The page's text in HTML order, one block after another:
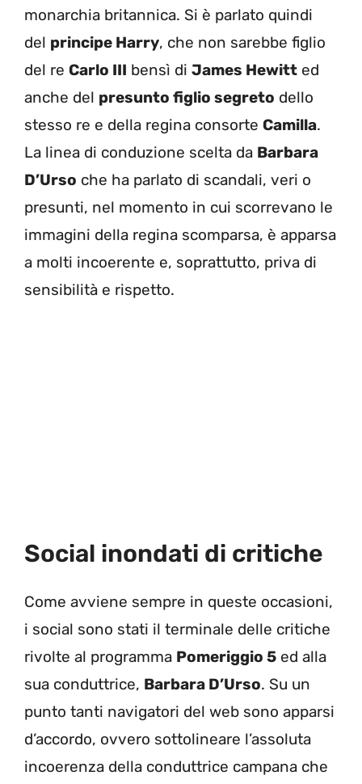
monarchia britannica. Si è parlato quindi
del principe Harry, che non sarebbe figlio
del re Carlo III bensì di James Hewitt ed
anche del presunto figlio segreto dello
stesso re e della regina consorte Camilla.
La linea di conduzione scelta da Barbara
D’Urso che ha parlato di scandali, veri o
presunti, nel momento in cui scorrevano le
immagini della regina scomparsa, è apparsa
a molti incoerente e, soprattutto, priva di
sensibilità e rispetto.
Social inondati di critiche
Come avviene sempre in queste occasioni,
i social sono stati il terminale delle critiche
rivolte al programma Pomeriggio 5 ed alla
sua conduttrice, Barbara D’Urso. Su un
punto tanti navigatori del web sono apparsi
d’accordo, ovvero sottolineare l’assoluta
incoerenza della conduttrice campana che